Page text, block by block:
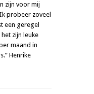
zijn voor mij
probeer zoveel
een geregel
zijn leuke
maand in
Henrike